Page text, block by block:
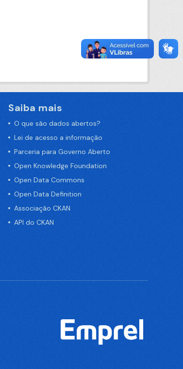
Saiba mais
O que são dados abertos?
Lei de acesso a informação
Parceria para Governo Aberto
Open Knowledge Foundation
Open Data Commons
Open Data Definition
Associação CKAN
API do CKAN